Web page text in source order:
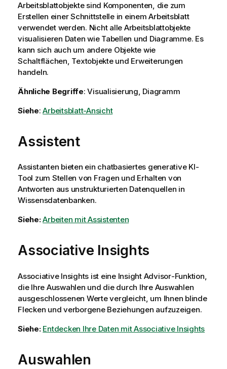
Arbeitsblattobjekte sind Komponenten, die zum
Erstellen einer Schnittstelle in einem Arbeitsblatt
verwendet werden. Nicht alle Arbeitsblattobjekte
visualisieren Daten wie Tabellen und Diagramme. Es
kann sich auch um andere Objekte wie
Schaltflächen, Textobjekte und Erweiterungen
handeln.
Ähnliche Begriffe: Visualisierung, Diagramm
Siehe:Arbeitsblatt-Ansicht
Assistent
Assistanten bieten ein chatbasiertes generative KI-
Tool zum Stellen von Fragen und Erhalten von
Antworten aus unstrukturierten Datenquellen in
Wissensdatenbanken.
Siehe:Arbeiten mit Assistenten
Associative Insights
Associative Insights ist eine Insight Advisor-Funktion,
die Ihre Auswahlen und die durch Ihre Auswahlen
ausgeschlossenen Werte vergleicht, um Ihnen blinde
Flecken und verborgene Beziehungen aufzuzeigen.
Siehe: Entdecken Ihre Daten mit Associative Insights
Auswahlen